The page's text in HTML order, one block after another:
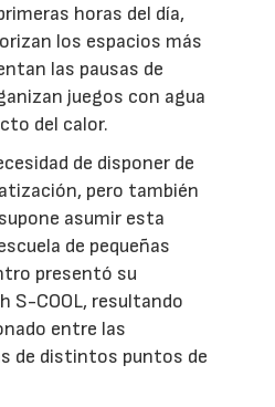
horas del día,
los espacios más
las pausas de
juegos con agua
del calor.
de disponer de
pero también
asumir esta
de pequeñas
presentó su
S-COOL, resultando
entre las
de distintos puntos de